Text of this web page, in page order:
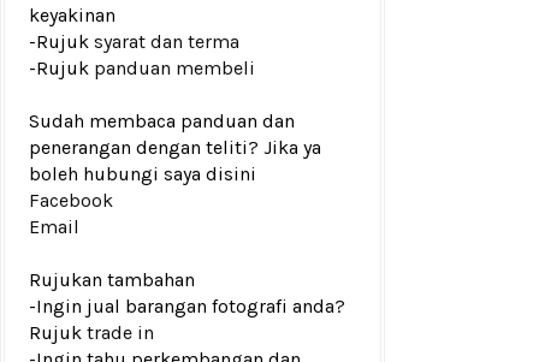
keyakinan
-Rujuk syarat dan terma
-Rujuk panduan membeli
Sudah membaca panduan dan
penerangan dengan teliti? Jika ya
boleh hubungi saya disini
Facebook
Email
Rujukan tambahan
-Ingin jual barangan fotografi anda?
Rujuk trade in